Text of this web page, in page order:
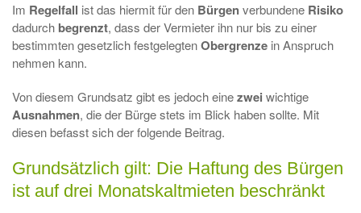
Im Regelfall ist das hiermit für den Bürgenverbundene Risiko
dadurch begrenzt, dass der Vermieter ihn nur bis zu einer
bestimmten gesetzlich festgelegtenObergrenze in Anspruch
nehmen kann.
Von diesem Grundsatz gibt es jedoch einezwei wichtige
Ausnahmen, die der Bürge stets im Blick haben sollte. Mit
diesen befasst sich der folgende Beitrag.
Grundsätzlich gilt: Die Haftung des Bürgen
ist auf drei Monatskaltmieten beschränkt